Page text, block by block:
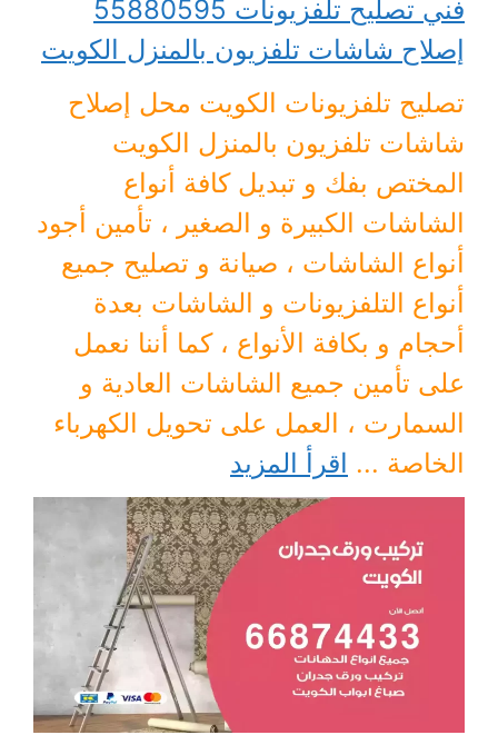
فني تصليح تلفزيونات 55880595
إصلاح شاشات تلفزيون بالمنزل الكويت
تصليح تلفزيونات الكويت محل إصلاح
شاشات تلفزيون بالمنزل الكويت
المختص بفك و تبديل كافة أنواع
الشاشات الكبيرة و الصغير ، تأمين أجود
أنواع الشاشات ، صيانة و تصليح جميع
أنواع التلفزيونات و الشاشات بعدة
أحجام و بكافة الأنواع ، كما أننا نعمل
على تأمين جميع الشاشات العادية و
السمارت ، العمل على تحويل الكهرباء
الخاصة ... اقرأ المزيد